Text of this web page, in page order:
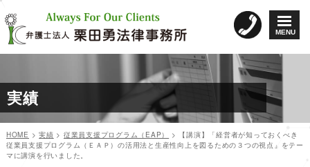
MENU
ン
テ
ン
へ
ス
キ
ッ
プ
実績
HOME >実績 > 従業員支援プログラム（EAP） >
【講演】「経営者が知っておくべき
従業員支援プログラム（ＥＡＰ）の活用法と生産性向上を図るための３つの視点」をテー
マに講演を行いました。